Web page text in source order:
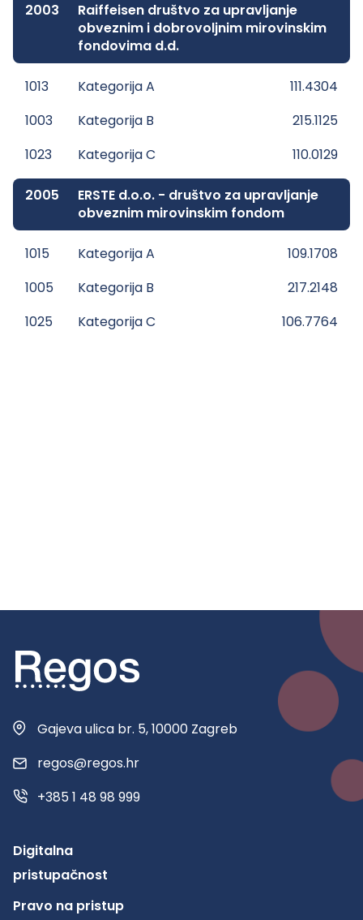
2003
Raiffeisen društvo za upravljanje
obveznim i dobrovoljnim mirovinskim
fondovima d.d.
1013 Kategorija A
111.4304
1003
Kategorija B
215.1125
1023
Kategorija C 110.0129
2005
ERSTE d.o.o. - društvo za upravljanje
obveznim mirovinskim fondom
1015 Kategorija A
109.1708
1005
Kategorija B
217.2148
1025
Kategorija C 106.7764
Gajeva ulica br. 5, 10000 Zagreb
regos@regos.hr
+385 1 48 98 999
Digitalna
pristupačnost
Pravo na pristup